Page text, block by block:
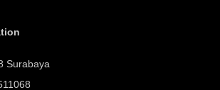
Surabaya